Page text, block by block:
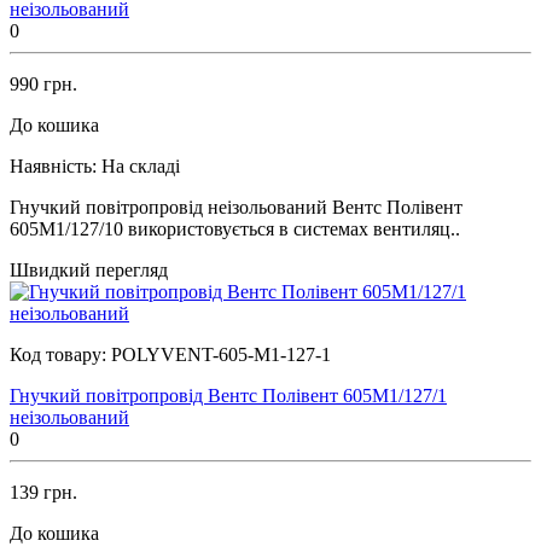
неізольований
0
990 грн.
До кошика
Наявність: На складі
Гнучкий повітропровід неізольований Вентс Полівент
605М1/127/10 використовується в системах вентиляц..
Швидкий перегляд
Код товару: POLYVENT-605-M1-127-1
Гнучкий повітропровід Вентс Полівент 605М1/127/1
неізольований
0
139 грн.
До кошика